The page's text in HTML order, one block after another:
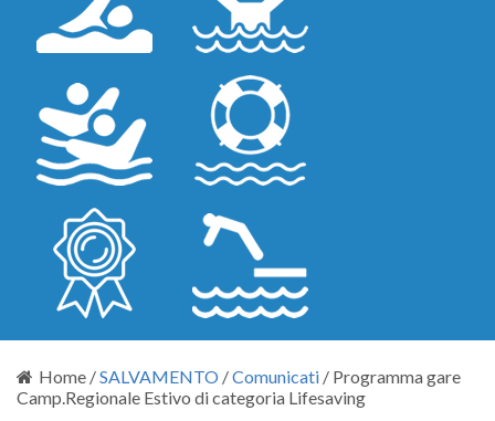
Home /SALVAMENTO /Comunicati / Programma gare
Camp.Regionale Estivo di categoria Lifesaving